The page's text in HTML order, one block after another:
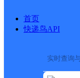
首页
快递鸟API
实时查询